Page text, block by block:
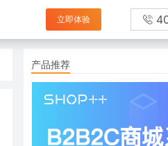
立即体验
产品推荐